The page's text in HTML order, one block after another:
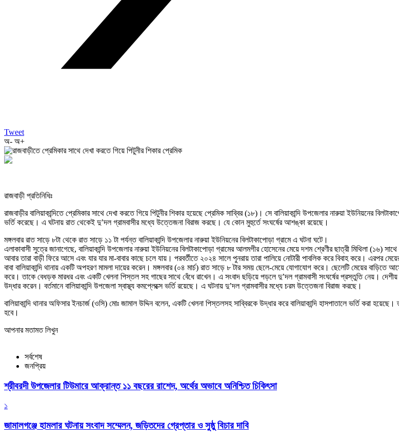
Tweet
অ- অ+
রাজবাড়ী প্রতিনিধিঃ
রাজবাড়ীর বালিয়াকান্দিতে প্রেমিকার সাথে দেখা করতে গিয়ে পিটুনীর শিকার হয়েছে প্রেমিক সাব্বির (১৮)। সে বালিয়াকান্দি উপজেলার নারুয়া ইউনিয়নের
ভর্তি করেছে। এ ঘটনায় রাত থেকেই দু’দল গ্রামবাসীর মধ্যে উত্তেজনা বিরাজ করছে। যে কোন মুহুর্তে সংঘর্ষের আশঙ্কা রয়েছে।
মঙ্গলবার রাত সাড়ে ৮টা থেকে রাত সাড়ে ১১ টা পর্যন্ত বালিয়াকান্দি উপজেলার নারুয়া ইউনিয়নের বিলটাকাপোড়া গ্রামে এ ঘটনা ঘটে।
এলাকাবাসী সুত্রে জানাগেছে, বালিয়াকান্দি উপজেলার নারুয়া ইউনিয়নের বিলটাকাপোড়া গ্রামের আলমগীর হোসেনের মেয়ে দশম শ্রেণীর ছাত্রী মিথিলা
আবার তারা বাড়ী ফিরে আসে এবং যার যার মা-বাবার কাছে চলে যায়। পরবর্তীতে ২০২৪ সালে পুনরায় তারা পালিয়ে নোটারী পাবলিক করে বিবাহ করে। এরপর
বাবা বালিয়াকান্দি থানায় একটি অপহরণ মামলা দায়ের করেন। মঙ্গলবার (০৪ মার্চ) রাত সাড়ে ৮ টার সময় ছেলে-মেয়ে যোগাযোগ করে। ছেলেটি মেয়ের
করে। তাকে বেধড়ক মারধর এবং একটি খেলনা পিস্তল সহ গাছের সাথে বেঁধে রাখেন। এ সংবাদ ছড়িয়ে পড়লে দু’দল গ্রামবাসী সংঘর্ষের প্রস্তুতি নেয়। দেশীয়
উদ্ধার করেন। বর্তমানে বালিয়াকান্দি উপজেলা স্বাস্থ্য কমপ্লেক্সে ভর্তি রয়েছে। এ ঘটনায় দু’দল গ্রামবাসীর মধ্যে চরম উত্তেজনা বিরাজ করছে।
বালিয়াকান্দি থানার অফিসার ইনচার্জ (ওসি) মোঃ জামাল উদ্দিন বলেন, একটি খেলনা পিস্তলসহ সাব্বিরকে উদ্ধার করে বালিয়াকান্দি হাসপাতালে ভর্তি
হবে।
আপনার মতামত লিখুন
সর্বশেষ
জনপ্রিয়
শ্রীবরদী উপজেলার টিউমারে আক্রান্ত ১১ বছরের রাশেদ, অর্থের অভাবে অনিশ্চিত চিকিৎসা
১
জামালগঞ্জে হামলার ঘটনায় সংবাদ সম্মেলন, জড়িতদের গ্রেপ্তার ও সুষ্ঠু বিচার দাবি